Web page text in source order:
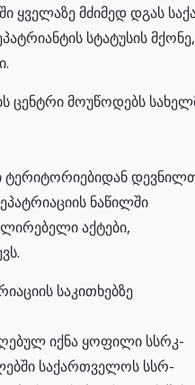
ყველაზე მძიმედ დგას
სტატუსის
მოუწოდებს
ნაწილში
აქტები,
საკითხებზე
იქნა ყოფილი სსრკ-
საქართველოს სსრ-